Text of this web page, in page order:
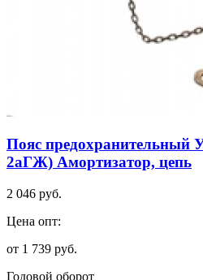
Пояс
2аГЖ) Амортизатор, цепь
2 046 руб.
Цена опт:
от 1 739 руб.
Годовой оборот